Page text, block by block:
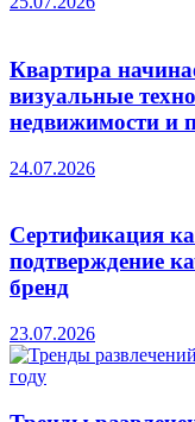
Квартира
визуальные
недвижимости и
24.07.2026
Сертификация
подтверждение
бренд
23.07.2026